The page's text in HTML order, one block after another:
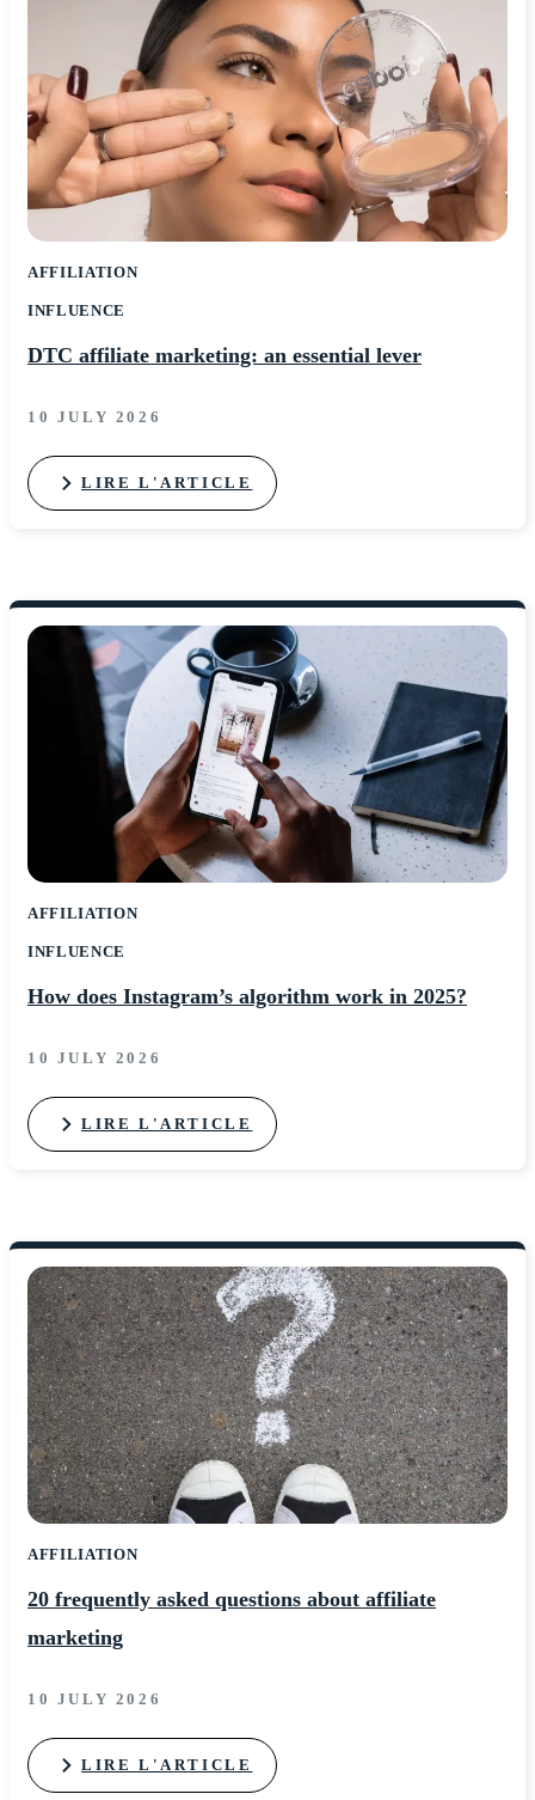
AFFILIATION
INFLUENCE
DTC affiliate marketing: an essential lever
10 JULY 2026
LIRE L'ARTICLE
AFFILIATION
INFLUENCE
How does Instagram’s algorithm work in 2025?
10 JULY 2026
LIRE L'ARTICLE
AFFILIATION
20 frequently asked questions about affiliate
marketing
10 JULY 2026
LIRE L'ARTICLE